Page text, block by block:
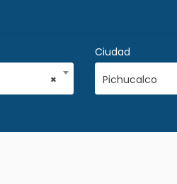
×
Ciudad
Pichucalco